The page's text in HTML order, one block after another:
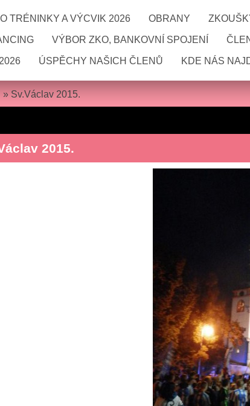
TRÉNINKY A VÝCVIK 2026 OBRANY
VÝBOR ZKO, BANKOVNÍ SPOJENÍ
ÚSPĚCHY NAŠICH ČLENŮ KDE NÁS
» Sv.Václav 2015.
2015.